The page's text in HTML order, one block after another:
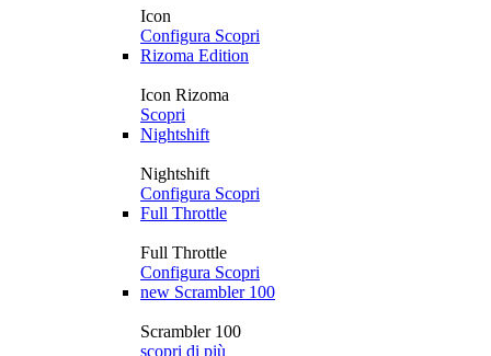
Icon
Configura Scopri
Rizoma Edition
Icon Rizoma
Scopri
Nightshift
Nightshift
Configura Scopri
Full Throttle
Full Throttle
Configura Scopri
new Scrambler 100
Scrambler 100
scopri di più